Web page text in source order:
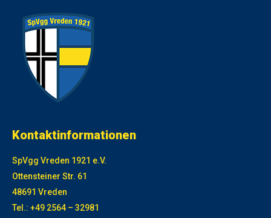
Kontaktinformationen
SpVgg Vreden 1921 e.V.
Ottensteiner Str. 61
48691 Vreden
Tel.: +49 2564 – 32981